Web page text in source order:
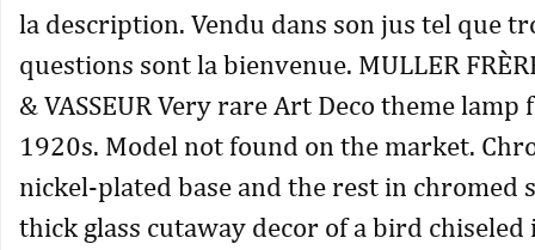
la description. Vendu dans son jus tel que
questions sont la bienvenue. MULLER
& VASSEUR Very rare Art Deco theme lamp
1920s. Model not found on the market.
nickel-plated base and the rest in chromed
thick glass cutaway decor of a bird chiseled